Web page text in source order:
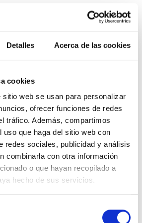
Detalles Acerca de las cookies
cookies
web se usan para personalizar
ofrecer funciones de redes
tráfico. Además, compartimos
uso que haga del sitio web con
redes sociales, publicidad y análisis
combinarla con otra información
o que hayan recopilado a
hecho de sus servicios.
E INDUCCIÓN
SERVICIO - PRECIO